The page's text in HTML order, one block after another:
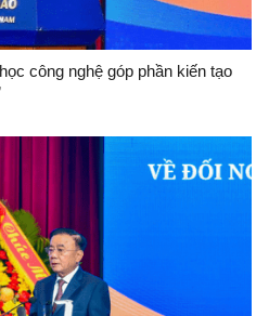
công nghệ góp phần kiến tạo